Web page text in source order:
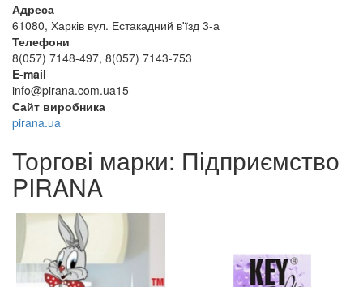
Адреса
61080, Харків вул. Естакадний в'їзд 3-а
Телефони
8(057) 7148-497, 8(057) 7143-753
E-mail
info@pirana.com.ua15
Сайт виробника
pirana.ua
Торгові марки: Підприємство
PIRANA